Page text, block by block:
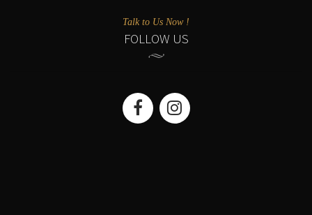
Talk to Us Now !
FOLLOW US